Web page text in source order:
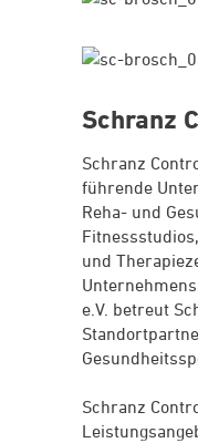
Schranz
Schranz
führende
Reha- und
und
e.V. betreut
Schranz